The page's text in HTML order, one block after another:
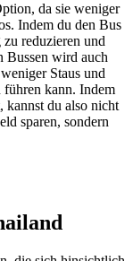
da sie weniger
Indem du den Bus
reduzieren und
Bussen wird auch
Staus und
führen kann. Indem
kannst du also nicht
sparen, sondern